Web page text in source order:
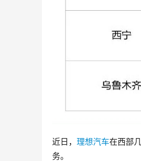
近日， 理想汽车在西部
务。